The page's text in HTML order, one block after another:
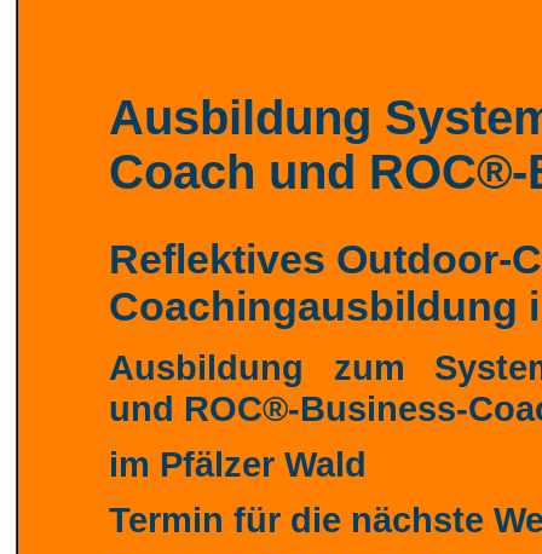
Ausbildung
Coach und
Reflektives Outdoor-
Coachingausbildung
Ausbildung zum
und ROC®-Business-
im Pfälzer Wald
Termin für die nächste